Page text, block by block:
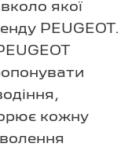
якої
PEUGEOT.
кожну